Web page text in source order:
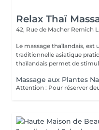
Relax Thaï
42, Rue de Macher Remich
Le massage thaïlandais, est
traditionnelle asiatique
thaïlandais permet de
Massage aux Plantes